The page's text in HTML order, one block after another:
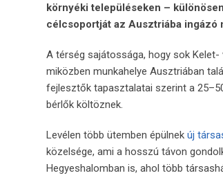
környéki településeken –
célcsoportját az Ausztriába ingázó
A térség sajátossága, hogy sok
miközben munkahelye Ausztriában
fejlesztők tapasztalatai szerint a
bérlők költöznek.
Levélen több ütemben épülnek új
közelsége, ami a hosszú távon
Hegyeshalomban is, ahol több